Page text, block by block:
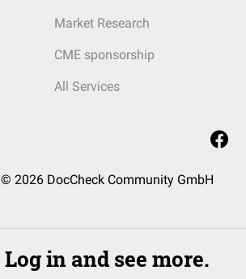
Market Research
CME sponsorship
All Services
© 2026 DocCheck Community GmbH
Log in and see more.